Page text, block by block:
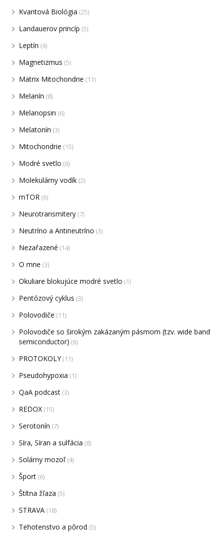
Kvantová Biológia (25)
Landauerov princíp (5)
Leptín (4)
Magnetizmus (5)
Matrix Mitochondrie (11)
Melanín (8)
Melanopsin (6)
Melatonín (3)
Mitochondrie (15)
Modré svetlo (6)
Molekulárny vodík (2)
mTOR (6)
Neurotransmitery (7)
Neutríno a Antineutríno (3)
Nezařazené (14)
O mne (3)
Okuliare blokujúce modré svetlo (1)
Pentózový cyklus (3)
Polovodiče (11)
Polovodiče so širokým zakázaným pásmom (tzv. wide band
semiconductor) (6)
PROTOKOLY(11)
Pseudohypoxia (1)
QaA podcast (3)
REDOX (15)
Serotonín (7)
Síra, Síran a sulfácia (8)
Solárny mozoľ(4)
Šport (6)
Štítna žľaza (5)
STRAVA (18)
Tehotenstvo a pôrod (5)